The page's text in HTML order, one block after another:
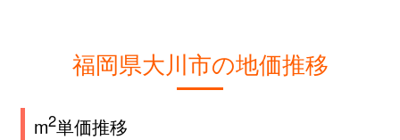
福岡県大川市の地価推移
m2単価推移